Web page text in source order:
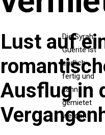
Lust auf
Ausflug in
Die Syrah
Guérite ist
endlich
fertig und
kann
gemietet
werden!